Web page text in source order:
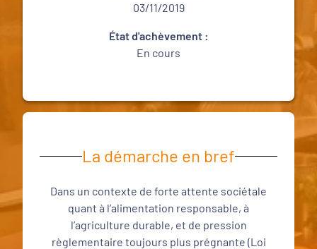
03/11/2019
État d'achèvement :
En cours
La démarche en bref
Dans un contexte de forte attente sociétale
quant à l’alimentation responsable, à
l’agriculture durable, et de pression
règlementaire toujours plus prégnante (Loi